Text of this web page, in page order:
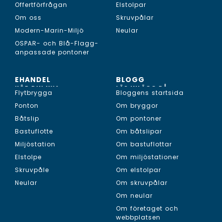
Offertförfrågan
Om oss
Modern-Marin-Miljö
OSPAR- och Blå-Flagg-
anpassade pontoner
Elstolpar
Skruvpålar
Neular
EHANDEL
KÖP DIN NYA...
Flytbrygga
Ponton
Båtslip
Bastuflotte
Miljöstation
Elstolpe
Skruvpåle
Neular
BLOGG
LÄS INLÄGG PÅ...
Bloggens startsida
Om bryggor
Om pontoner
Om båtslipar
Om bastuflottar
Om miljöstationer
Om elstolpar
Om skruvpålar
Om neular
Om företaget och
webbplatsen